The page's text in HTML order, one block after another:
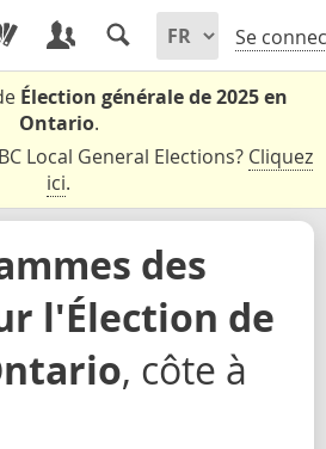
Se
Élection générale de 2025 en
Ontario.
Local General Elections? Cliquez
ici.
des
l'Élection de
, côte à